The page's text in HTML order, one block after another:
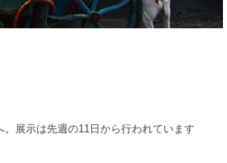
。展示は先週の11日から行われています